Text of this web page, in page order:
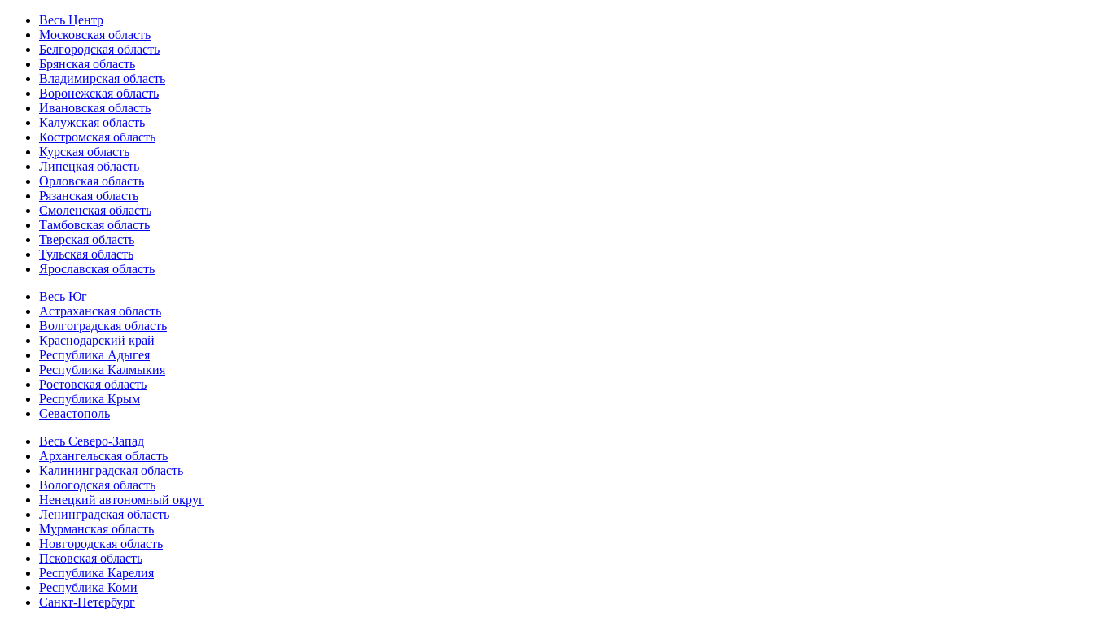
Весь Центр
Московская область
Белгородская область
Брянская область
Владимирская область
Воронежская область
Ивановская область
Калужская область
Костромская область
Курская область
Липецкая область
Орловская область
Рязанская область
Смоленская область
Тамбовская область
Тверская область
Тульская область
Ярославская область
Весь Юг
Астраханская область
Волгоградская область
Краснодарский край
Республика Адыгея
Республика Калмыкия
Ростовская область
Республика Крым
Севастополь
Весь Северо-Запад
Архангельская область
Калининградская область
Вологодская область
Ненецкий автономный округ
Ленинградская область
Мурманская область
Новгородская область
Псковская область
Республика Карелия
Республика Коми
Санкт-Петербург